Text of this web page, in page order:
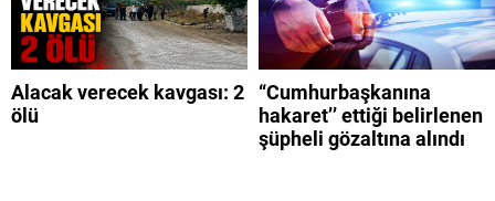
Alacak verecek kavgası: 2
ölü
“Cumhurbaşkanına
hakaret’’ ettiği belirlenen
şüpheli gözaltına alındı